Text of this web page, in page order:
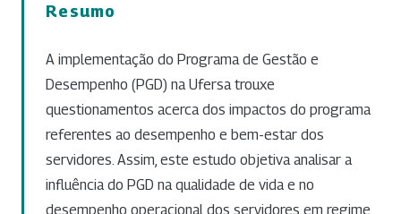
Resumo
A implementação do Programa de Gestão e
Desempenho (PGD) na Ufersa trouxe
questionamentos acerca dos impactos do programa
referentes ao desempenho e bem-estar dos
servidores. Assim, este estudo objetiva analisar a
influência do PGD na qualidade de vida e no
desempenho operacional dos servidores em regime